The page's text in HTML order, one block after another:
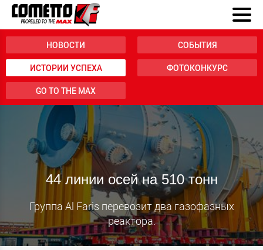
НОВОСТИ СОБЫТИЯ
ИСТОРИИ УСПЕХА ФОТОКОНКУРС
GO TO THE MAX
44 линии осей на 510 тонн
Группа Al Faris перевозит два газофазных
реактора.